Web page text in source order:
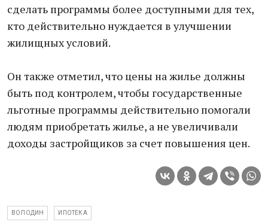
сделать программы более доступными для тех,
кто действительно нуждается в улучшении
жилищных условий.
Он также отметил, что цены на жилье должны
быть под контролем, чтобы государственные
льготные программы действительно помогали
людям приобретать жилье, а не увеличивали
доходы застройщиков за счет повышения цен.
ВОЛОДИН ИПОТЕКА